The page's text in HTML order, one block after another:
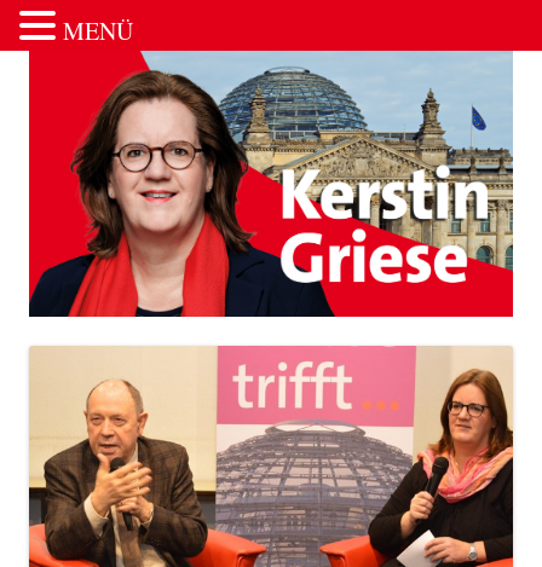
Zum Inhalt springen
MENÜ